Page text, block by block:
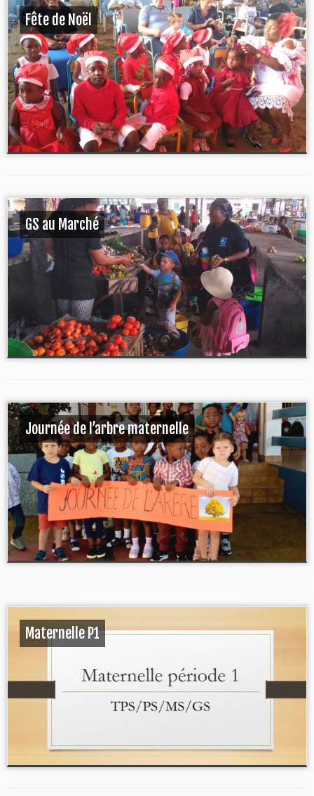
Fête de Noël
GS au Marché
Journée de l’arbre maternelle
Maternelle P1